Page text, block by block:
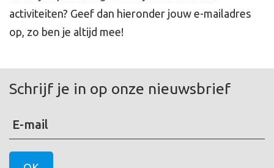
activiteiten? Geef dan hieronder jouw e-mailadres
op, zo ben je altijd mee!
Schrijf je in op onze nieuwsbrief
E-mail